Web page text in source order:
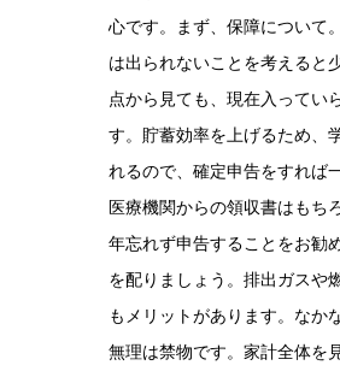
心です。まず、保障について
は出られないことを考えると
点から見ても、現在入ってい
す。貯蓄効率を上げるため、
れるので、確定申告をすれば
医療機関からの領収書はもち
年忘れず申告することをお勧
を配りましょう。排出ガスや
もメリットがあります。なか
無理は禁物です。家計全体を